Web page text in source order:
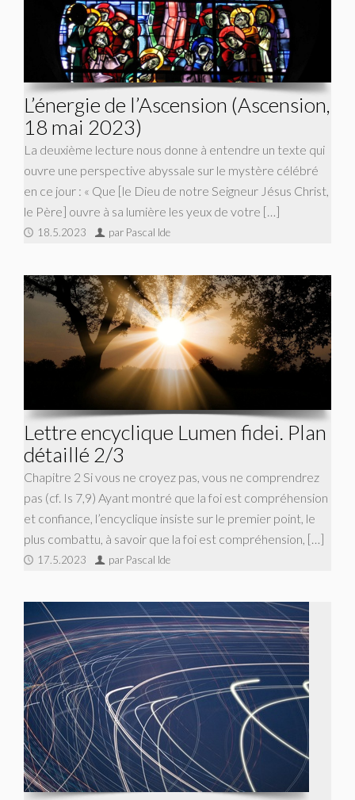
L’énergie de l’Ascension (Ascension,
18 mai 2023)
La deuxième lecture nous donne à entendre un texte qui
ouvre une perspective abyssale sur le mystère célébré
en ce jour : « Que [le Dieu de notre Seigneur Jésus Christ,
le Père] ouvre à sa lumière les yeux de votre […]
18.5.2023 par Pascal Ide
Lettre encyclique Lumen fidei. Plan
détaillé 2/3
Chapitre 2 Si vous ne croyez pas, vous ne comprendrez
pas (cf. Is 7,9) Ayant montré que la foi est compréhension
et confiance, l’encyclique insiste sur le premier point, le
plus combattu, à savoir que la foi est compréhension, […]
17.5.2023 par Pascal Ide